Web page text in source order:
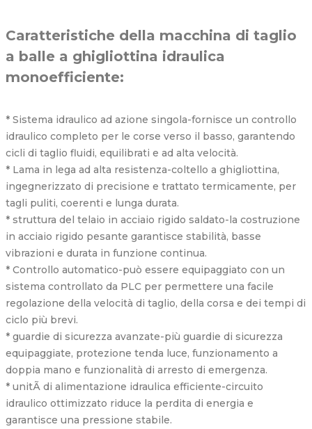
Caratteristiche della macchina di taglio
a balle a ghigliottina idraulica
monoefficiente:
* Sistema idraulico ad azione singola-fornisce un controllo
idraulico completo per le corse verso il basso, garantendo
cicli di taglio fluidi, equilibrati e ad alta velocità.
* Lama in lega ad alta resistenza-coltello a ghigliottina,
ingegnerizzato di precisione e trattato termicamente, per
tagli puliti, coerenti e lunga durata.
* struttura del telaio in acciaio rigido saldato-la costruzione
in acciaio rigido pesante garantisce stabilità, basse
vibrazioni e durata in funzione continua.
* Controllo automatico-può essere equipaggiato con un
sistema controllato da PLC per permettere una facile
regolazione della velocità di taglio, della corsa e dei tempi di
ciclo più brevi.
* guardie di sicurezza avanzate-più guardie di sicurezza
equipaggiate, protezione tenda luce, funzionamento a
doppia mano e funzionalità di arresto di emergenza.
* unitÃ di alimentazione idraulica efficiente-circuito
idraulico ottimizzato riduce la perdita di energia e
garantisce una pressione stabile.